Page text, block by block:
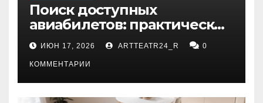
Поиск доступных
авиабилетов: практические
рекомендации
ИЮН 17, 2026 ARTTEATR24_R 0
КОММЕНТАРИИ